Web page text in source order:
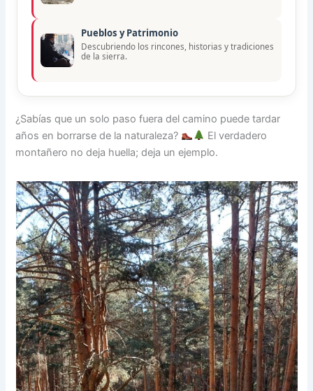
Pueblos y Patrimonio
Descubriendo los rincones, historias y tradiciones
de la sierra.
¿Sabías que un solo paso fuera del camino puede tardar
años en borrarse de la naturaleza?
El verdadero
montañero no deja huella; deja un ejemplo.